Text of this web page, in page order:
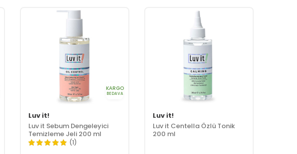
KARGO
BEDAVA
Luv it!
Luv it Sebum Dengeleyici
Temizleme Jeli 200 ml
(1)
Luv it!
Luv it Centella Özlü Tonik
200 ml